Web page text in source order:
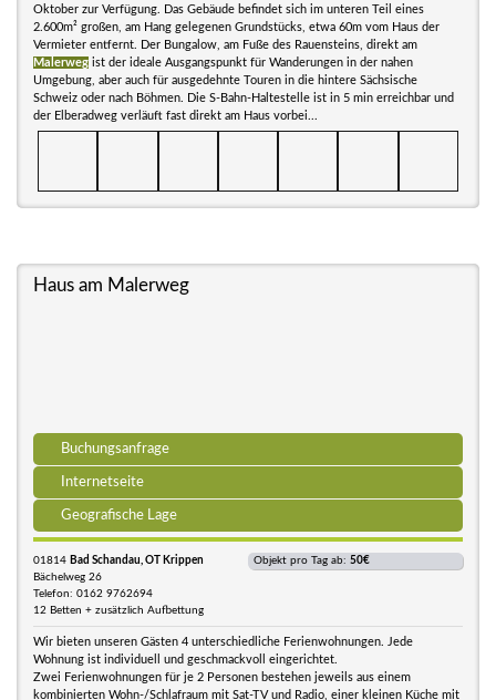
Oktober zur Verfügung. Das Gebäude befindet sich im unteren Teil eines
2.600m² großen, am Hang gelegenen Grundstücks, etwa 60m vom Haus der
Vermieter entfernt. Der Bungalow, am Fuße des Rauensteins, direkt am
Malerweg ist der ideale Ausgangspunkt für Wanderungen in der nahen
Umgebung, aber auch für ausgedehnte Touren in die hintere Sächsische
Schweiz oder nach Böhmen. Die S-Bahn-Haltestelle ist in 5 min erreichbar und
der Elberadweg verläuft fast direkt am Haus vorbei...
Haus am Malerweg
Buchungsanfrage
Internetseite
Geografische Lage
01814 Bad Schandau, OT Krippen
Bächelweg 26
Telefon: 0162 9762694
12 Betten + zusätzlich Aufbettung
Objekt pro Tag ab: 50€
Wir bieten unseren Gästen 4 unterschiedliche Ferienwohnungen. Jede
Wohnung ist individuell und geschmackvoll eingerichtet.
Zwei Ferienwohnungen für je 2 Personen bestehen jeweils aus einem
kombinierten Wohn-/Schlafraum mit Sat-TV und Radio, einer kleinen Küche mit